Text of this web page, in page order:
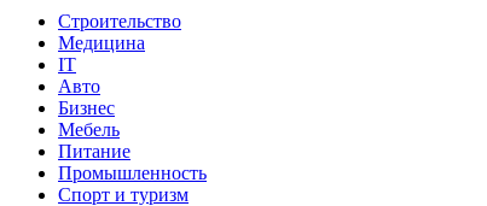
Строительство
Медицина
IT
Авто
Бизнес
Мебель
Питание
Промышленность
Спорт и туризм